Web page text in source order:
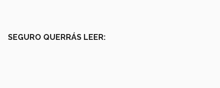
SEGURO QUERRÁS LEER: